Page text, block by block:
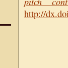
http://